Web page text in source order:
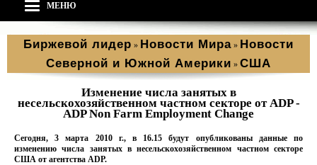
МЕНЮ
Биржевой лидер » Новости Мира » Новости
Северной и Южной Америки » США
Изменение числа занятых в
несельскохозяйственном частном секторе от ADP -
ADP Non Farm Employment Change
Сегодня, 3 марта 2010 г., в 16.15 будут опубликованы данные по
изменению числа занятых в несельскохозяйственном частном секторе
США от агентства ADP.